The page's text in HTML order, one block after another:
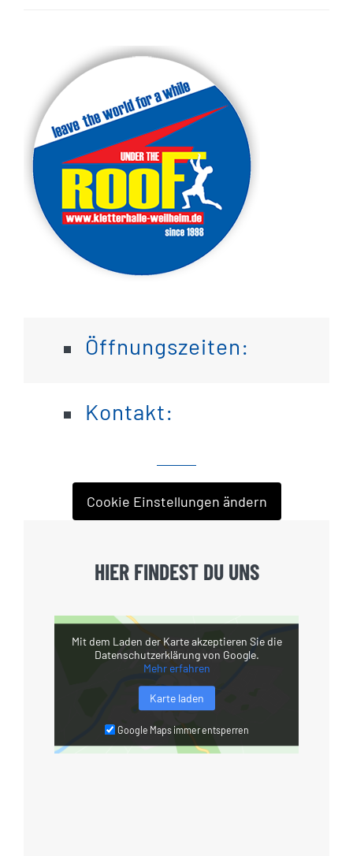
Öffnungszeiten:
Kontakt:
Cookie Einstellungen ändern
HIER FINDEST DU UNS
Mit dem Laden der Karte akzeptieren Sie die
Datenschutzerklärung von Google.
Mehr erfahren
Karte laden
Google Maps immer entsperren